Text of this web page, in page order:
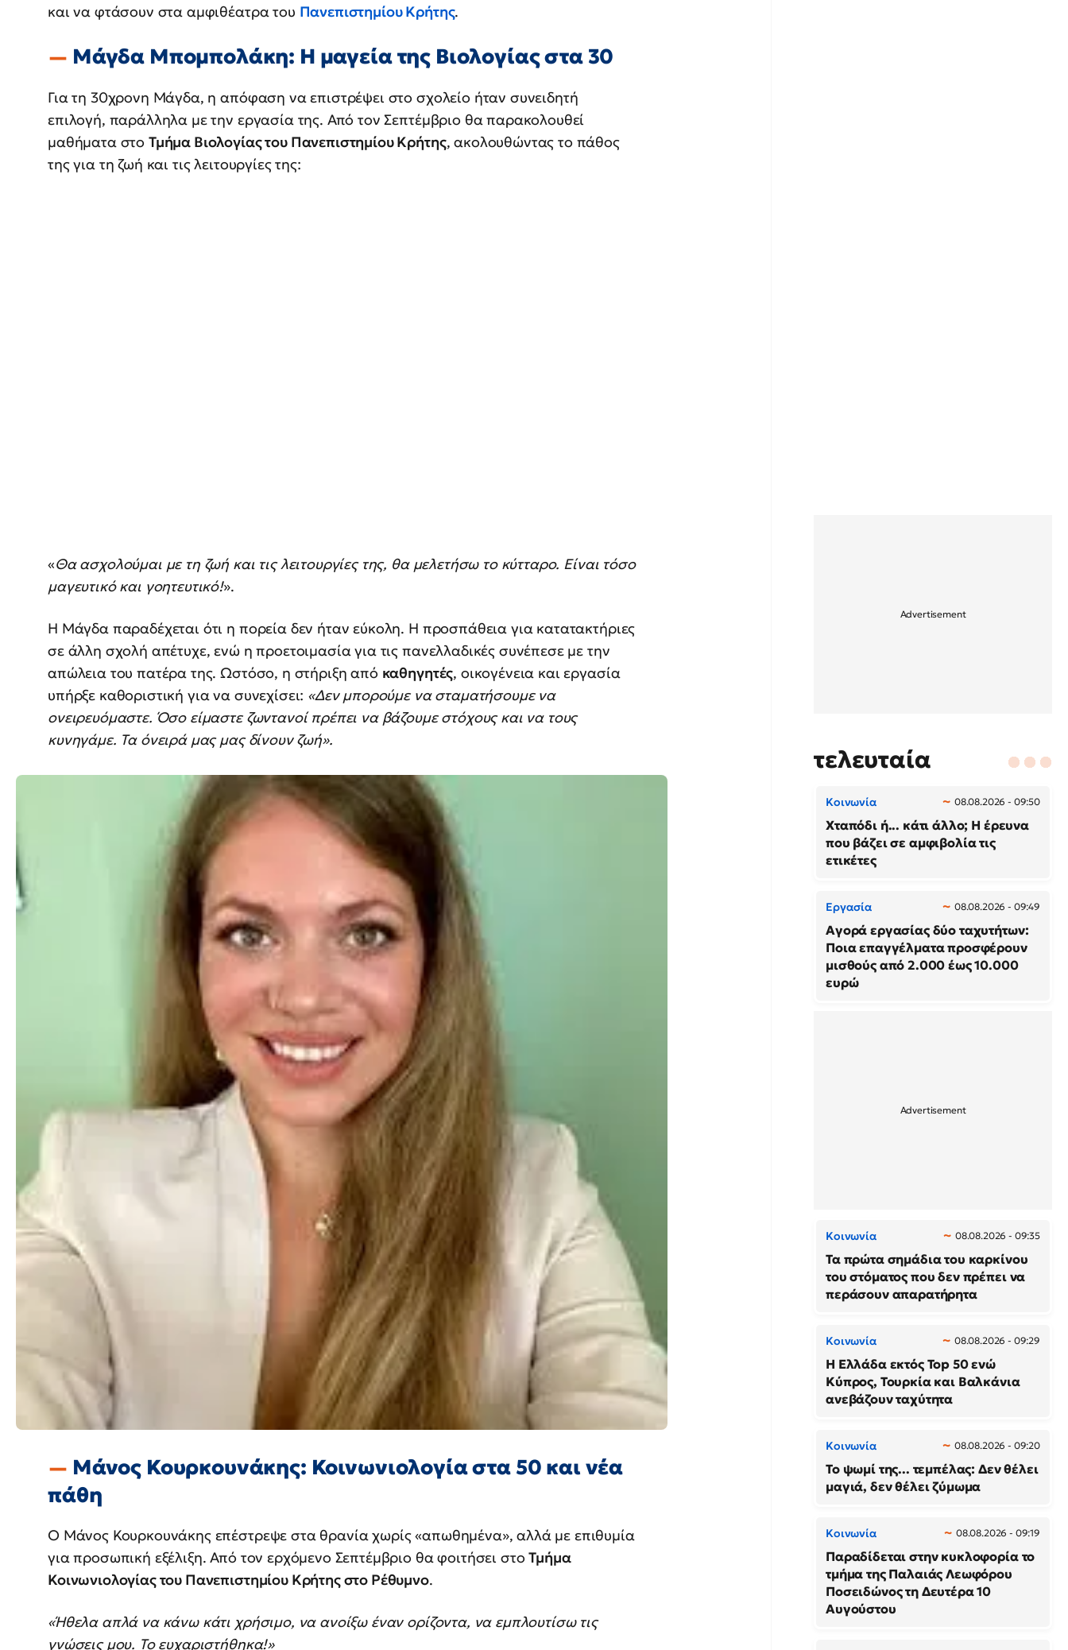
και να φτάσουν στα αμφιθέατρα του Πανεπιστημίου Κρήτης.
Μάγδα Μπομπολάκη: Η μαγεία της Βιολογίας στα 30
Για τη 30χρονη Μάγδα, η απόφαση να επιστρέψει στο σχολείο ήταν συνειδητή
επιλογή, παράλληλα με την εργασία της. Από τον Σεπτέμβριο θα παρακολουθεί
μαθήματα στο Τμήμα Βιολογίας του Πανεπιστημίου Κρήτης, ακολουθώντας το πάθος
της για τη ζωή και τις λειτουργίες της:
«Θα ασχολούμαι με τη ζωή και τις λειτουργίες της, θα μελετήσω το κύτταρο. Είναι τόσο
μαγευτικό και γοητευτικό!».
Η Μάγδα παραδέχεται ότι η πορεία δεν ήταν εύκολη. Η προσπάθεια για κατατακτήριες
σε άλλη σχολή απέτυχε, ενώ η προετοιμασία για τις πανελλαδικές συνέπεσε με την
απώλεια του πατέρα της. Ωστόσο, η στήριξη από καθηγητές, οικογένεια και εργασία
υπήρξε καθοριστική για να συνεχίσει: «Δεν μπορούμε να σταματήσουμε να
ονειρευόμαστε. Όσο είμαστε ζωντανοί πρέπει να βάζουμε στόχους και να τους
κυνηγάμε. Τα όνειρά μας μας δίνουν ζωή».
Μάνος Κουρκουνάκης: Κοινωνιολογία στα 50 και νέα
πάθη
Ο Μάνος Κουρκουνάκης επέστρεψε στα θρανία χωρίς «απωθημένα», αλλά με επιθυμία
για προσωπική εξέλιξη. Από τον ερχόμενο Σεπτέμβριο θα φοιτήσει στοΤμήμα
Κοινωνιολογίας του Πανεπιστημίου Κρήτης στο Ρέθυμνο.
«Ήθελα απλά να κάνω κάτι χρήσιμο, να ανοίξω έναν ορίζοντα, να εμπλουτίσω τις
γνώσεις μου. Το ευχαριστήθηκα!»
τελευταία
Κοινωνία 08.08.2026 - 09:50
Χταπόδι ή... κάτι άλλο; Η έρευνα
που βάζει σε αμφιβολία τις
ετικέτες
Εργασία 08.08.2026 - 09:49
Αγορά εργασίας δύο ταχυτήτων:
Ποια επαγγέλματα προσφέρουν
μισθούς από 2.000 έως 10.000
ευρώ
Κοινωνία 08.08.2026 - 09:35
Τα πρώτα σημάδια του καρκίνου
του στόματος που δεν πρέπει να
περάσουν απαρατήρητα
Κοινωνία 08.08.2026 - 09:29
Η Ελλάδα εκτός Top 50 ενώ
Κύπρος, Τουρκία και Βαλκάνια
ανεβάζουν ταχύτητα
Κοινωνία 08.08.2026 - 09:20
Το ψωμί της... τεμπέλας: Δεν θέλει
μαγιά, δεν θέλει ζύμωμα
Κοινωνία 08.08.2026 - 09:19
Παραδίδεται στην κυκλοφορία το
τμήμα της Παλαιάς Λεωφόρου
Ποσειδώνος τη Δευτέρα 10
Αυγούστου